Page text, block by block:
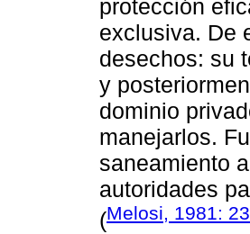
protección
exclusiva. De
desechos: su
y
dominio
manejarlos.
saneamiento
autoridades
(Melosi, 1981: